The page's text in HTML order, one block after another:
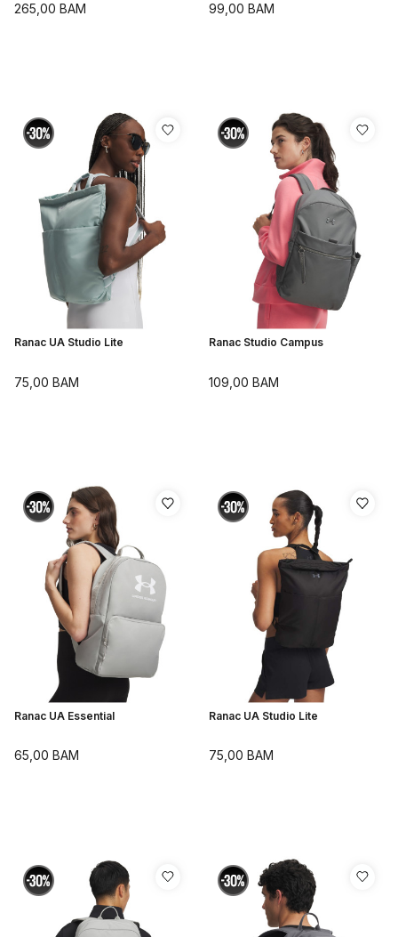
265,00 BAM 99,00 BAM
Ranac UA Studio Lite
75,00 BAM
Ranac Studio Campus
109,00 BAM
Ranac UA Essential
65,00 BAM
Ranac UA Studio Lite
75,00 BAM